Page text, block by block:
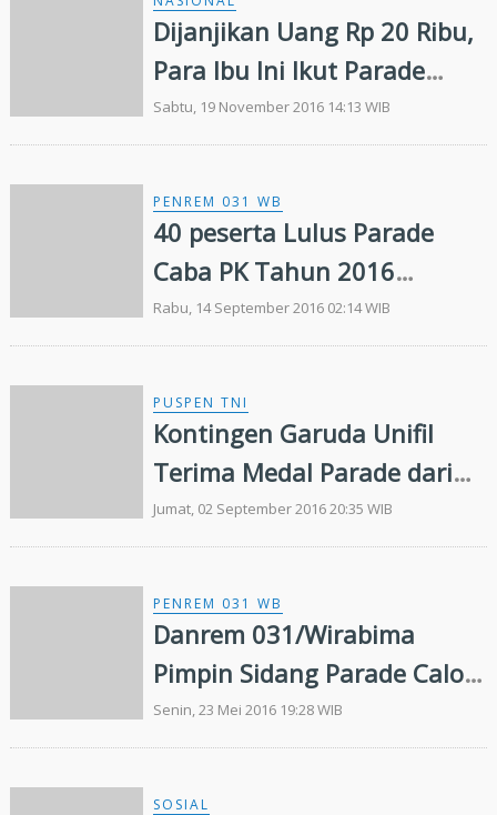
Dijanjikan Uang Rp 20 Ribu,
Para Ibu Ini Ikut Parade
Bhineka Tunggal Ika
Sabtu, 19 November 2016 14:13 WIB
PENREM 031 WB
40 peserta Lulus Parade
Caba PK Tahun 2016
Wilayah Riau
Rabu, 14 September 2016 02:14 WIB
PUSPEN TNI
Kontingen Garuda Unifil
Terima Medal Parade dari
PBB
Jumat, 02 September 2016 20:35 WIB
PENREM 031 WB
Danrem 031/Wirabima
Pimpin Sidang Parade Calon
Taruna Akmil
Senin, 23 Mei 2016 19:28 WIB
SOSIAL